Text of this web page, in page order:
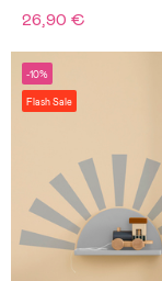
26,90 €
-10%
Flash Sale